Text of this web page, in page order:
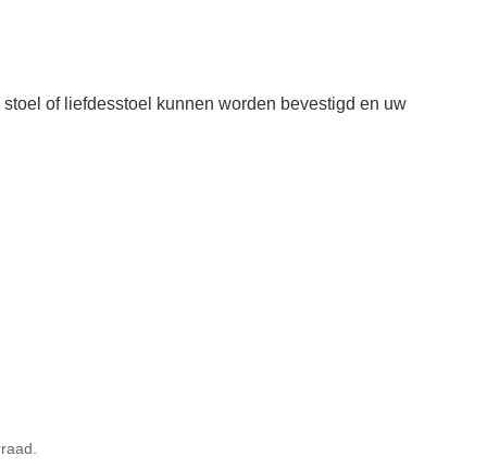
of liefdesstoel kunnen worden bevestigd en uw